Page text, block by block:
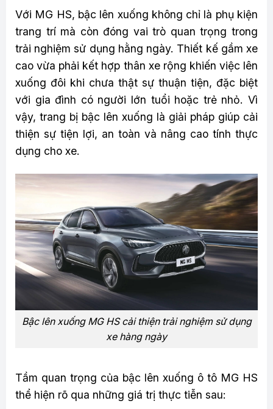
Với MG HS, bậc lên xuống không chỉ là phụ kiện
trang trí mà còn đóng vai trò quan trọng trong
trải nghiệm sử dụng hằng ngày. Thiết kế gầm xe
cao vừa phải kết hợp thân xe rộng khiến việc lên
xuống đôi khi chưa thật sự thuận tiện, đặc biệt
với gia đình có người lớn tuổi hoặc trẻ nhỏ. Vì
vậy, trang bị bậc lên xuống là giải pháp giúp cải
thiện sự tiện lợi, an toàn và nâng cao tính thực
dụng cho xe.
Bậc lên xuống MG HS cải thiện trải nghiệm sử dụng
xe hàng ngày
Tầm quan trọng của bậc lên xuống ô tô MG HS
thể hiện rõ qua những giá trị thực tiễn sau: